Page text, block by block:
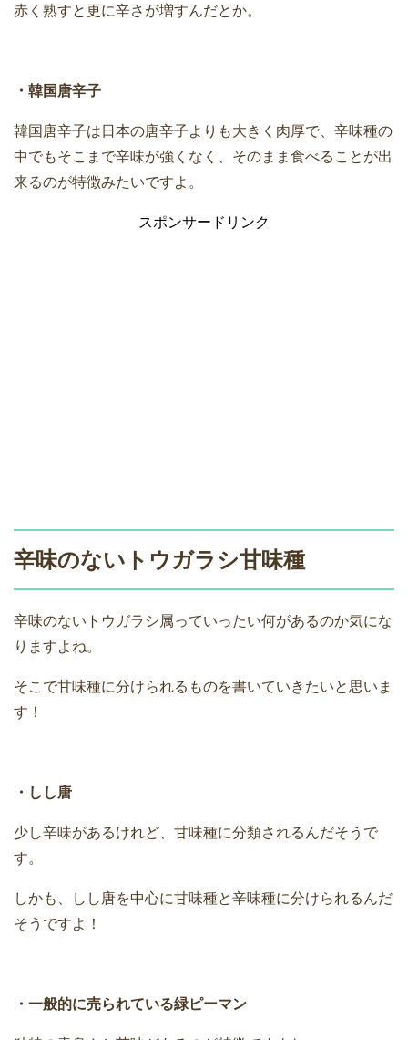
赤く熟すと更に辛さが増すんだとか。
・韓国唐辛子
韓国唐辛子は日本の唐辛子よりも大きく肉厚で、辛味種の
中でもそこまで辛味が強くなく、そのまま食べることが出
来るのが特徴みたいですよ。
スポンサードリンク
辛味のないトウガラシ甘味種
辛味のないトウガラシ属っていったい何があるのか気にな
りますよね。
そこで甘味種に分けられるものを書いていきたいと思いま
す！
・しし唐
少し辛味があるけれど、甘味種に分類されるんだそうで
す。
しかも、しし唐を中心に甘味種と辛味種に分けられるんだ
そうですよ！
・一般的に売られている緑ピーマン